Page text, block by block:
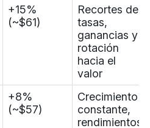
+15%
(~$61)
Recortes de
tasas,
ganancias y
rotación
hacia el
valor
+8%
(~$57)
Crecimiento
constante,
rendimientos